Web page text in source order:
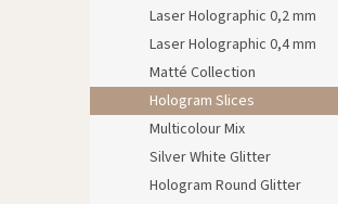
Laser Holographic 0,2 mm
Laser Holographic 0,4 mm
Matté Collection
Hologram Slices
Multicolour Mix
Silver White Glitter
Hologram Round Glitter